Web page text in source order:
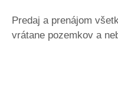
Predaj a prenájom
vrátane pozemkov a